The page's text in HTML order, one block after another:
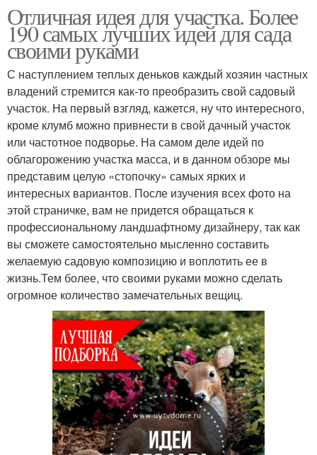
Отличная идея для участка. Более
190 самых лучших идей для сада
своими руками
С наступлением теплых деньков каждый хозяин частных
владений стремится как-то преобразить свой садовый
участок. На первый взгляд, кажется, ну что интересного,
кроме клумб можно привнести в свой дачный участок
или частотное подворье. На самом деле идей по
облагорожению участка масса, и в данном обзоре мы
представим целую «стопочку» самых ярких и
интересных вариантов. После изучения всех фото на
этой страничке, вам не придется обращаться к
профессиональному ландшафтному дизайнеру, так как
вы сможете самостоятельно мысленно составить
желаемую садовую композицию и воплотить ее в
жизнь.Тем более, что своими руками можно сделать
огромное количество замечательных вещиц.